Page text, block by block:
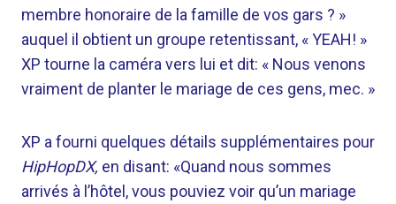
membre honoraire de la famille de vos gars ? »
auquel il obtient un groupe retentissant, « YEAH! »
XP tourne la caméra vers lui et dit: « Nous venons
vraiment de planter le mariage de ces gens, mec. »
XP a fourni quelques détails supplémentaires pour
HipHopDX, en disant: «Quand nous sommes
arrivés à l’hôtel, vous pouviez voir qu’un mariage